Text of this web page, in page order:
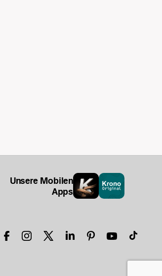
Unsere Mobilen
Apps